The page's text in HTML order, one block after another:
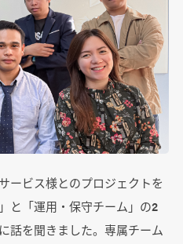
ービス様とのプロジェクトを
と「運用・保守チーム」の2
話を聞きました。専属チーム